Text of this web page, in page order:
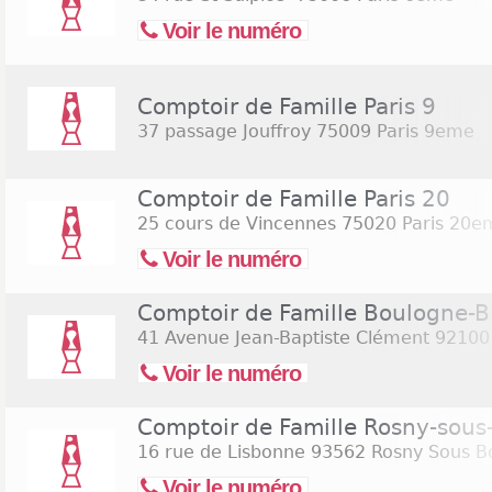
Voir le numéro
Comptoir de Famille Paris 9
37 passage Jouffroy 75009 Paris 9eme
Comptoir de Famille Paris 20
25 cours de Vincennes 75020 Paris
Voir le numéro
Comptoir de Famille Boulogne-
41 Avenue Jean-Baptiste Clément
Voir le numéro
Comptoir de Famille Rosny-
16 rue de Lisbonne 93562 Rosny Sous